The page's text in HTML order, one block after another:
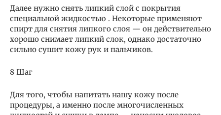
Далее нужно снять липкий слой с покрытия
специальной жидкостью . Некоторые применяют
спирт для снятия липкого слоя — он действительно
хорошо снимает липкий слок, однако достаточно
сильно сушит кожу рук и пальчиков.
8 Шаг
Для того, чтобы напитать нашу кожу после
процедуры, а именно после многочисленных